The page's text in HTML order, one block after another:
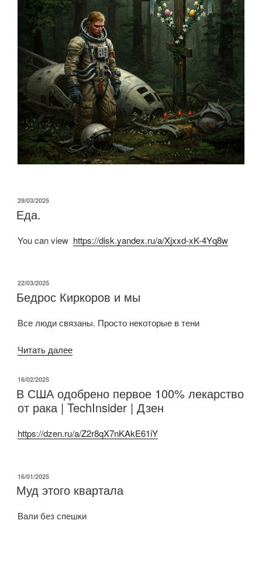
ОПУБЛИКОВАНО
29/03/2025
Еда.
You can view https://disk.yandex.ru/a/Xjxxd-xK-4Yq8w
ОПУБЛИКОВАНО
22/03/2025
Бедрос Киркоров и мы
Все люди связаны. Просто некоторые в тени
Читать далее«Бедрос
мы»
ОПУБЛИКОВАНО
16/02/2025
В США одобрено первое 100% лекарство
от рака | TechInsider | Дзен
https://dzen.ru/a/Z2r8qX7nKAkE61iY
ОПУБЛИКОВАНО
16/01/2025
Муд этого квартала
Вали без спешки